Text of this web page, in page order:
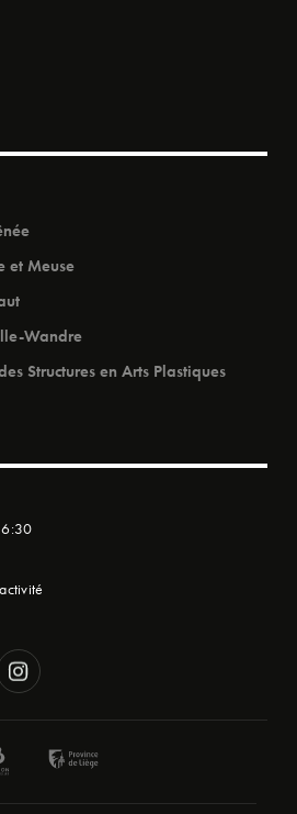
et Meuse
Wandre
Structures en Arts Plastiques